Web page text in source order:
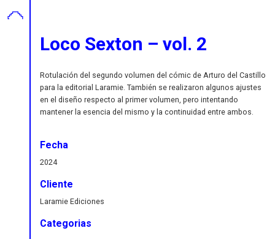
Loco Sexton – vol. 2
Rotulación del segundo volumen del cómic de Arturo del Castillo
para la editorial Laramie. También se realizaron algunos ajustes
en el diseño respecto al primer volumen, pero intentando
mantener la esencia del mismo y la continuidad entre ambos.
Fecha
2024
Cliente
Laramie Ediciones
Categorias